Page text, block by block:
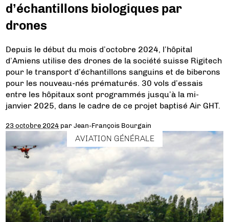
d’échantillons biologiques par
drones
Depuis le début du mois d’octobre 2024, l’hôpital
d’Amiens utilise des drones de la société suisse Rigitech
pour le transport d’échantillons sanguins et de biberons
pour les nouveau-nés prématurés. 30 vols d’essais
entre les hôpitaux sont programmés jusqu’à la mi-
janvier 2025, dans le cadre de ce projet baptisé Air GHT.
23 octobre 2024 parJean-François Bourgain
AVIATION GÉNÉRALE